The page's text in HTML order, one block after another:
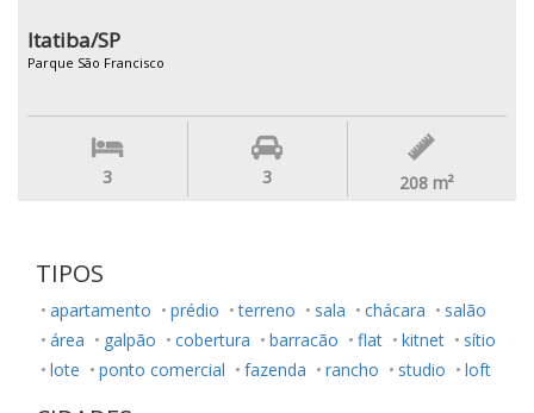
Itatiba/SP
Parque São Francisco
3 3 208 m²
TIPOS
apartamento prédio terreno sala chácara
salão
área
galpão cobertura barracão flat kitnet
sítio
lote
ponto comercial fazenda rancho studio loft